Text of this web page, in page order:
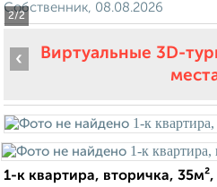
2/2
Собственник, 08.08.2026
Виртуальные 3D-
‹
1-к квартира, вторичка,